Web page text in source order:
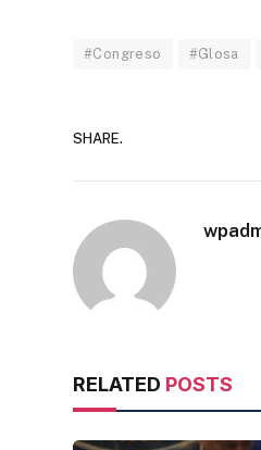
#Congreso #Glosa
SHARE.
RELATED POSTS